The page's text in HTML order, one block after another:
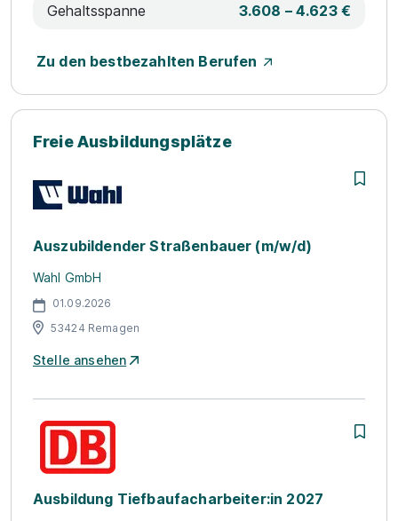
Gehaltsspanne 3.608 – 4.623 €
Zu den bestbezahlten Berufen
Freie Ausbildungsplätze
Auszubildender Straßenbauer (m/w/d)
Wahl GmbH
01.09.2026
53424 Remagen
Stelle ansehen
Ausbildung Tiefbaufacharbeiter:in 2027